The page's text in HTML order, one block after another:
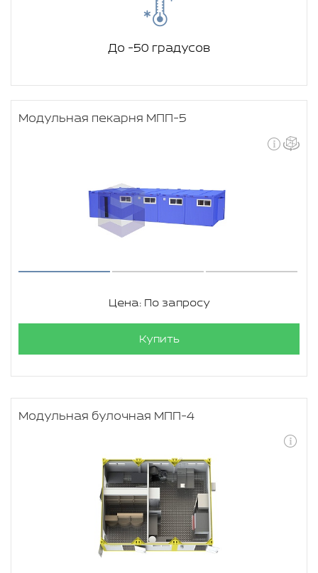
До -50 градусов
Модульная пекарня МПП-5
Цена: По запросу
Купить
Модульная булочная МПП-4